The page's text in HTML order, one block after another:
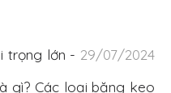
trọng lớn - 29/07/2024
gì? Các loại băng keo